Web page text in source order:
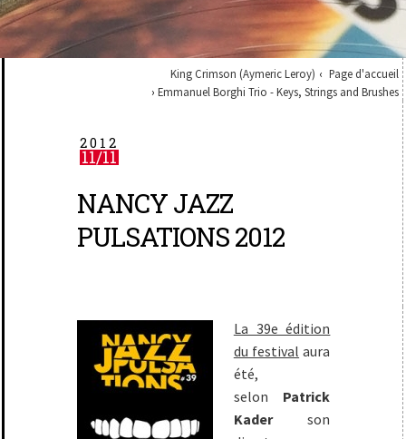
King Crimson (Aymeric Leroy)
Page d'accueil
Emmanuel Borghi Trio - Keys, Strings and Brushes
2012
11/11
NANCY JAZZ
PULSATIONS 2012
La 39e édition
du festival aura
été,
selon Patrick
Kaderson